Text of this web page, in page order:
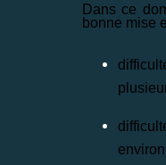
Dans ce
bonne mise